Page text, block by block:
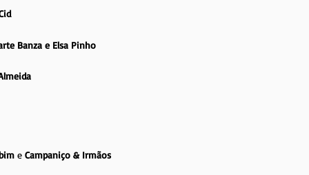
Banza e Elsa Pinho
e Campaniço & Irmãos